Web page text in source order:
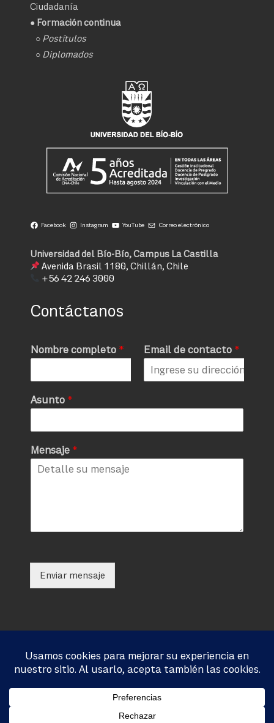
Ciudadanía
● Formación continua
○ Postítulos
○ Diplomados
Facebook Instagram YouTube Correo electrónico
Universidad del Bío-Bío, Campus La Castilla
Avenida Brasil 1180, Chillán, Chile
+56 42 246 3000
Contáctanos
Nombre completo * Email de contacto *
Asunto *
Mensaje *
Enviar mensaje